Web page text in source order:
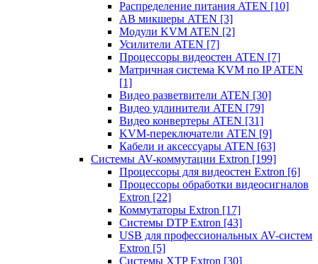
Распределение питания ATEN [10]
АВ микшеры ATEN [3]
Модули KVM ATEN [2]
Усилители ATEN [7]
Процессоры видеостен ATEN [7]
Матричная система KVM по IP ATEN
[1]
Видео разветвители ATEN [30]
Видео удлинители ATEN [79]
Видео конвертеры ATEN [31]
KVM-переключатели ATEN [9]
Кабели и аксессуары ATEN [63]
Системы AV-коммутации Extron [199]
Процессоры для видеостен Extron [6]
Процессоры обработки видеосигналов
Extron [22]
Коммутаторы Extron [17]
Системы DTP Extron [43]
USB для профессиональных AV-систем
Extron [5]
Системы XTP Extron [30]